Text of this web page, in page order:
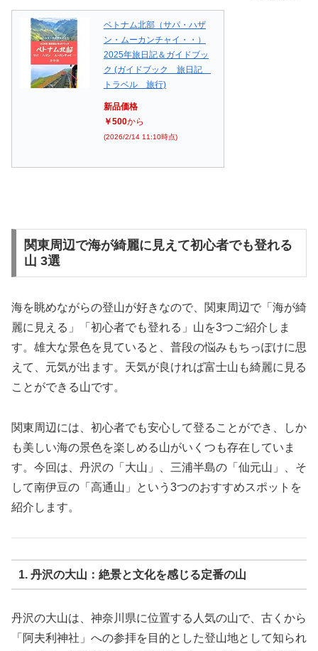
ベトナム北部（サパ・ハザ
ン・ムーカンチャイ・・）
2025年旅日記＆ガイドブッ
ク (ガイドブック 旅日記
トラベル 旅行)
新品価格
￥500から
(2026/2/14 11:10時点)
関東周辺で海が綺麗に見えて初心者でも登れる
山 3選
海を眺めながらの登山が好きなので、関東周辺で「海が綺
麗に見える」「初心者でも登れる」山を3つご紹介しま
す。雄大な景色を見ていると、普段の悩みもちっぽけに思
えて、元気が出ます。天気が良ければ富士山も綺麗に見る
ことができる山です。
関東周辺には、初心者でも安心して登ることができ、しか
も美しい海の景色を楽しめる山がいくつも存在していま
す。今回は、丹沢の「大山」、三浦半島の「仙元山」、そ
して南伊豆の「高通山」という3つのおすすめスポットを
紹介します。
1. 丹沢の大山：絶景と文化を感じる定番の山
丹沢の大山は、神奈川県に位置する人気の山で、古くから
「阿夫利神社」への参拝を目的とした登山地として知られ